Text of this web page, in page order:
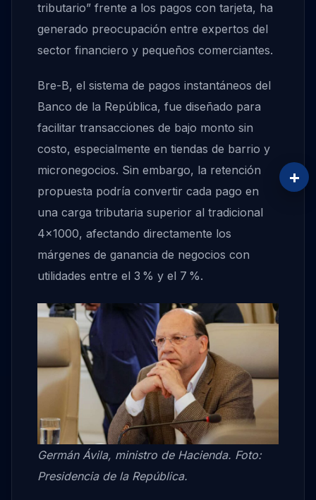
tributario” frente a los pagos con tarjeta, ha
generado preocupación entre expertos del
sector financiero y pequeños comerciantes.
Bre-B, el sistema de pagos instantáneos del
Banco de la República, fue diseñado para
facilitar transacciones de bajo monto sin
costo, especialmente en tiendas de barrio y
micronegocios. Sin embargo, la retención
propuesta podría convertir cada pago en
una carga tributaria superior al tradicional
4×1000, afectando directamente los
márgenes de ganancia de negocios con
utilidades entre el 3 % y el 7 %.
Germán Ávila, ministro de Hacienda. Foto:
Presidencia de la República.
+